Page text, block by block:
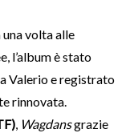
volta alle
l’album è stato
Valerio e registrato
rinnovata.
, Wagdansgrazie